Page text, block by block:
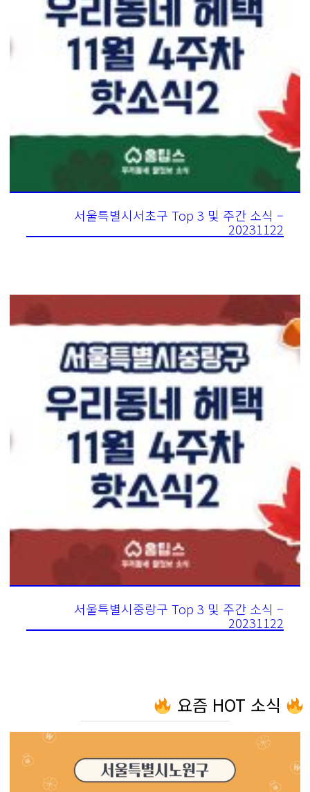
서울특별시서초구 Top 3 및 주간 소식 –
20231122
서울특별시중랑구 Top 3 및 주간 소식 –
20231122
요즘 HOT 소식